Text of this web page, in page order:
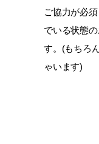
ご協力が必
でいる状態
す。(もちろ
ゃいます)